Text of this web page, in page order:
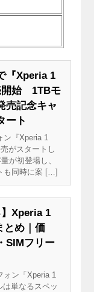
『Xperia 1
開始 1TBモ
売記念キャ
ート
ン『Xperia 1
がスタートし
が初登場し、
も同時に案 […]
】Xperia 1
とめ｜価
SIMフリー
ォン「Xperia 1
単なるスペッ